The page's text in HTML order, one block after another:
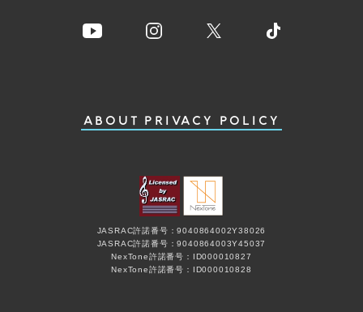
ABOUT PRIVACY POLICY
JASRAC許諾番号：9040864002Y38026
JASRAC許諾番号：9040864003Y45037
NexTone許諾番号：ID000010827
NexTone許諾番号：ID000010828